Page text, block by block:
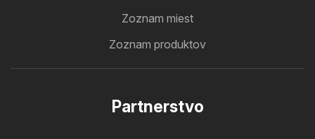
Zoznam miest
Zoznam produktov
Partnerstvo